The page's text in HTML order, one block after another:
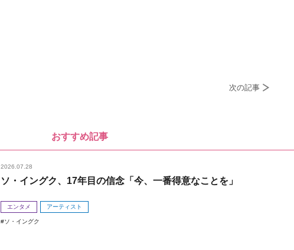
次の記事
おすすめ記事
2026.07.28
ソ・イングク、17年目の信念「今、一番得意なことを」
エンタメ アーティスト
ソ・イングク